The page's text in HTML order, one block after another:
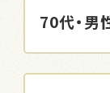
70代・男